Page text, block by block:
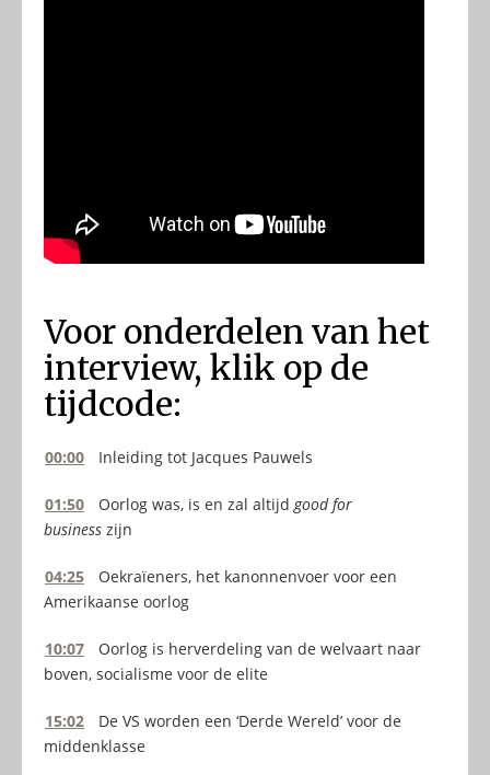
Voor onderdelen van het
interview, klik op de
tijdcode:
00:00 Inleiding tot Jacques Pauwels
01:50 Oorlog was, is en zal altijd good for
business zijn
04:25 Oekraïeners, het kanonnenvoer voor een
Amerikaanse oorlog
10:07 Oorlog is herverdeling van de welvaart naar
boven, socialisme voor de elite
15:02 De VS worden een ‘Derde Wereld’ voor de
middenklasse